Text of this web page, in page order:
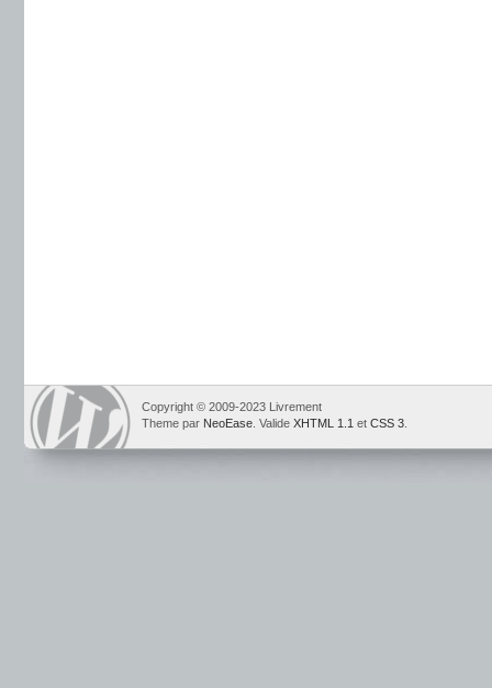
Copyright © 2009-2023 Livrement
Theme par NeoEase . Valide XHTML 1.1 et CSS 3